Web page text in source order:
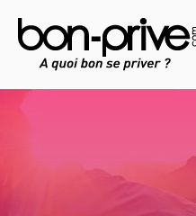
au
contenu